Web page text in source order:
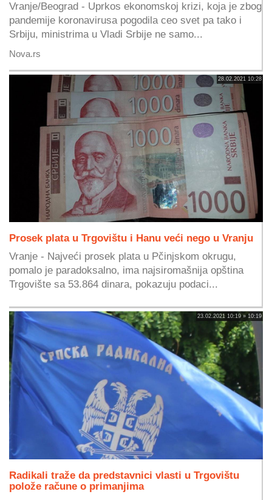
Vranje/Beograd - Uprkos ekonomskoj krizi, koja je zbog
pandemije koronavirusa pogodila ceo svet pa tako i
Srbiju, ministrima u Vladi Srbije ne samo...
Nova.rs
28.02.2021 10:28
Prosek plata u Trgovištu i Hanu veći nego u Vranju
Vranje - Najveći prosek plata u Pčinjskom okrugu,
pomalo je paradoksalno, ima najsiromašnija opština
Trgovište sa 53.864 dinara, pokazuju podaci...
23.02.2021 10:19 » 10:19
Radikali traže da predstavnici vlasti u Trgovištu
polože račune o primanjima